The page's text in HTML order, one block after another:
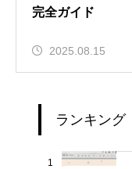
完全ガイド
2025.08.15
ランキング
1